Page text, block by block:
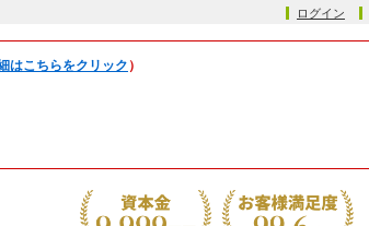
ログイン
はこちらをクリック ）